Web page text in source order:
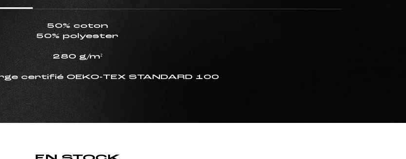
50% coton
50% polyester
280 g/m²
certifié OEKO-TEX STANDARD 100